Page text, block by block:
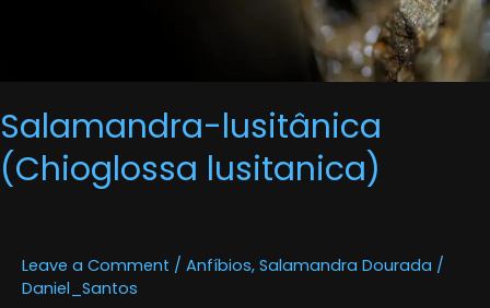
Salamandra-lusitânica
(Chioglossa lusitanica)
Leave a Comment / Anfíbios, Salamandra Dourada /
Daniel_Santos